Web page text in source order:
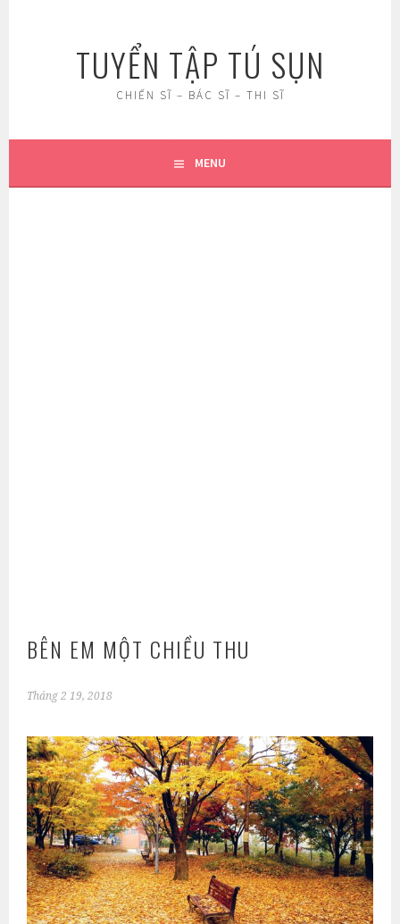
TUYỂN TẬP TÚ SỤN
CHIẾN SĨ – BÁC SĨ – THI SĨ
MENU
BÊN EM MỘT CHIỀU THU
Tháng 2 19, 2018